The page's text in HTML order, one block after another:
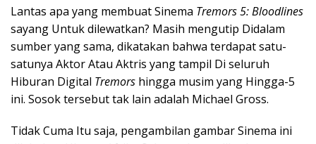
Lantas apa yang membuat Sinema Tremors 5: Bloodlines
sayang Untuk dilewatkan? Masih mengutip Didalam
sumber yang sama, dikatakan bahwa terdapat satu-
satunya Aktor Atau Aktris yang tampil Di seluruh
Hiburan Digital Tremors hingga musim yang Hingga-5
ini. Sosok tersebut tak lain adalah Michael Gross.
Tidak Cuma Itu saja, pengambilan gambar Sinema ini